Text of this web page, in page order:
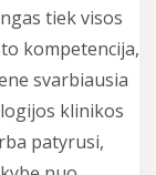
tiek visos
kompetencija,
svarbiausia
klinikos
patyrusi,